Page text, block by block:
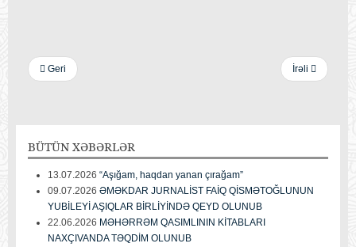
Geri İrəli
BÜTÜN XƏBƏRLƏR
13.07.2026 “Aşığam, haqdan yanan çırağam”
09.07.2026 ƏMƏKDAR JURNALİST FAİQ QİSMƏTOĞLUNUN
YUBİLEYİ AŞIQLAR BİRLİYİNDƏ QEYD OLUNUB
22.06.2026 MƏHƏRRƏM QASIMLININ KİTABLARI
NAXÇIVANDA TƏQDİM OLUNUB